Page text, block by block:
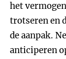
het
trotseren en
de aanpak.
anticiperen